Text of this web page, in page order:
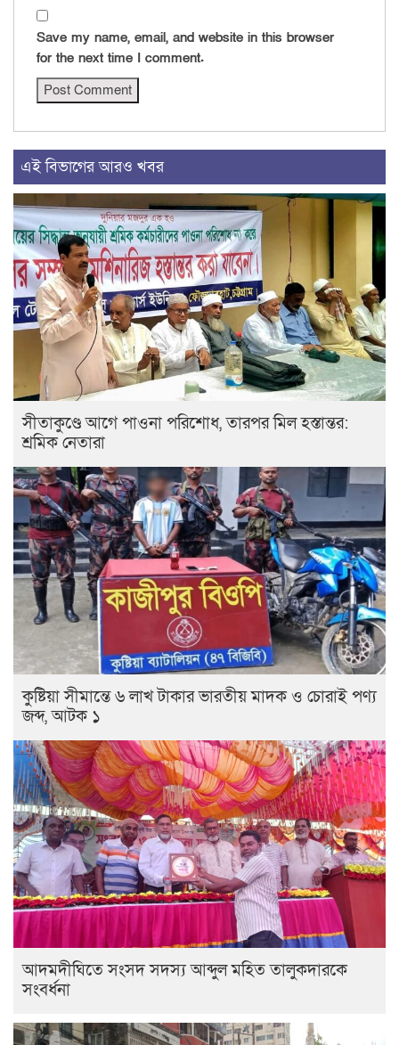
Save my name, email, and website in this browser
for the next time I comment.
এই বিভাগের আরও খবর
সীতাকুণ্ডে আগে পাওনা পরিশোধ, তারপর মিল হস্তান্তর:
শ্রমিক নেতারা
কুষ্টিয়া সীমান্তে ৬ লাখ টাকার ভারতীয় মাদক ও চোরাই পণ্য
জব্দ, আটক ১
আদমদীঘিতে সংসদ সদস্য আব্দুল মহিত তালুকদারকে
সংবর্ধনা